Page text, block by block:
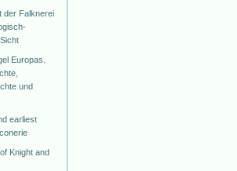
der Falknerei
Europas.
und
earliest
Knight and